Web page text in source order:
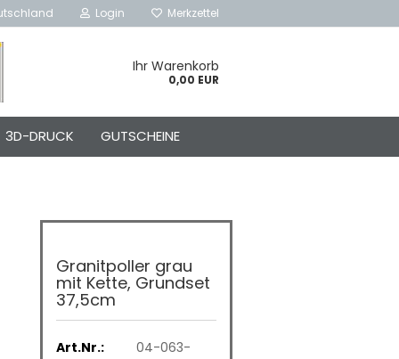
Login Merkzettel
Ihr Warenkorb
0,00 EUR
3D-DRUCK GUTSCHEINE
Granitpoller grau
mit Kette, Grundset
37,5cm
Art.Nr.:
04-063-